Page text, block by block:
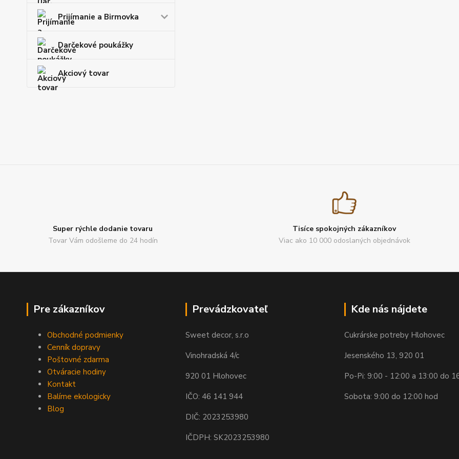
Prijímanie a Birmovka
Darčekové poukážky
Akciový tovar
Super rýchle dodanie tovaru
Tovar Vám odošleme do 24 hodín
Tisíce spokojných zákazníkov
Viac ako 10 000 odoslaných objednávok
Pre zákazníkov
Obchodné podmienky
Cenník dopravy
Poštovné zdarma
Otváracie hodiny
Kontakt
Balíme ekologicky
Blog
Prevádzkovateľ
Sweet decor, s.r.o
Vinohradská 4/c
920 01 Hlohovec
IČO: 46 141 944
DIČ: 2023253980
IČDPH: SK2023253980
Kde nás nájdete
Cukrárske potreby Hlohovec
Jesenského 13, 920 01
Po-Pi: 9:00 - 12:00 a 13:00 do
Sobota: 9:00 do 12:00 hod